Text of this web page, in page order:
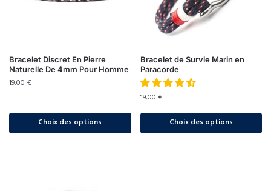
Bracelet Discret En Pierre
Naturelle De 4mm Pour Homme
19,00 €
Choix des options
Bracelet de Survie Marin en
Paracorde
19,00 €
Choix des options